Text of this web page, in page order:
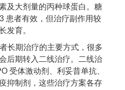
及大剂量的丙种球蛋白。糖
患者有效，但治疗副作用较
发育。
长期治疗的主要方式，很多
后期转入二线治疗。二线治
受体激动剂、利妥昔单抗、
抑制剂，这些治疗方案各存